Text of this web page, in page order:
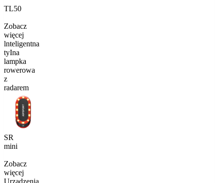
TL50
Zobacz
więcej
lnteligentna
tyIna
lampka
rowerowa
z
radarem
SR
mini
Zobacz
więcej
Urządzenia